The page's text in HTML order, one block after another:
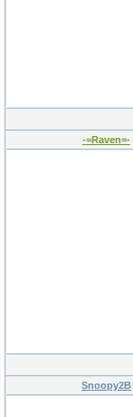
-=Raven=-
Snoopy2B